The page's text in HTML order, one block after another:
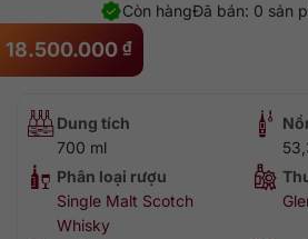
18.500.000 ₫
Đã bán: 0 sản
Còn hàng
Dung tích
700 ml
Phân loại rượu
Single Malt Scotch
Whisky